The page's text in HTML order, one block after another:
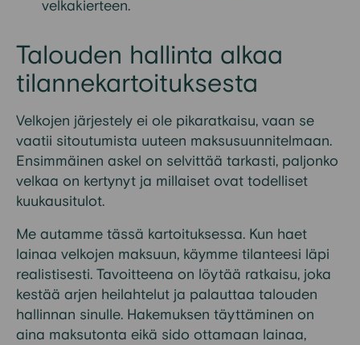
velkakierteen.
Talouden hallinta alkaa
tilannekartoituksesta
Velkojen järjestely ei ole pikaratkaisu, vaan se
vaatii sitoutumista uuteen maksusuunnitelmaan.
Ensimmäinen askel on selvittää tarkasti, paljonko
velkaa on kertynyt ja millaiset ovat todelliset
kuukausitulot.
Me autamme tässä kartoituksessa. Kun haet
lainaa velkojen maksuun, käymme tilanteesi läpi
realistisesti. Tavoitteena on löytää ratkaisu, joka
kestää arjen heilahtelut ja palauttaa talouden
hallinnan sinulle. Hakemuksen täyttäminen on
aina maksutonta eikä sido ottamaan lainaa,